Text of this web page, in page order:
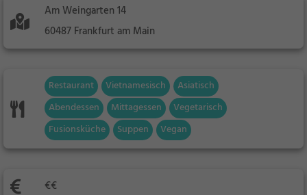
Am Weingarten 14
60487 Frankfurt am Main
Restaurant Vietnamesisch
Asiatisch
Abendessen
Mittagessen
Vegetarisch
Fusionsküche
Suppen Vegan
€€